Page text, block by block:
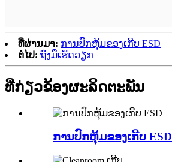
ທີ່ຜ່ານມາ: ການປົກຫຸ້ມຂອງເກີບ ESD
ຕໍ່ໄປ: ຖົງມືເຮັດວຽກ
ທີ່ກ່ຽວຂ້ອງຜະ​ລິດ​ຕະ​ພັນ
ການປົກຫຸ້ມຂອງເກີບ ESD